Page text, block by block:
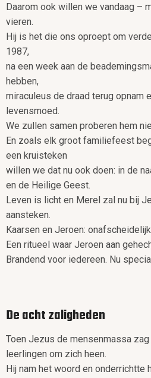
Daarom ook willen we vandaag –
vieren.
Hij is het die ons oproept om
1987,
na een week aan de
hebben,
miraculeus de draad terug opnam
levensmoed.
We zullen samen proberen hem
En zoals elk groot familiefeest
een kruisteken
willen we dat nu ook doen: in de
en de Heilige Geest.
Leven is licht en Merel zal nu bij
aansteken.
Kaarsen en Jeroen:
Een ritueel waar Jeroen aan
Brandend voor iedereen. Nu
De acht zaligheden
Toen Jezus de mensenmassa
leerlingen om zich heen.
Hij nam het woord en onderrichtte